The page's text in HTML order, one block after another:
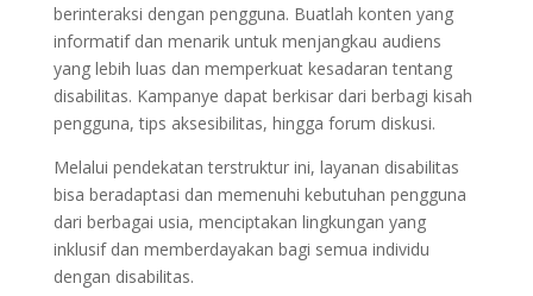
berinteraksi dengan pengguna. Buatlah konten yang
informatif dan menarik untuk menjangkau audiens
yang lebih luas dan memperkuat kesadaran tentang
disabilitas. Kampanye dapat berkisar dari berbagi kisah
pengguna, tips aksesibilitas, hingga forum diskusi.
Melalui pendekatan terstruktur ini, layanan disabilitas
bisa beradaptasi dan memenuhi kebutuhan pengguna
dari berbagai usia, menciptakan lingkungan yang
inklusif dan memberdayakan bagi semua individu
dengan disabilitas.